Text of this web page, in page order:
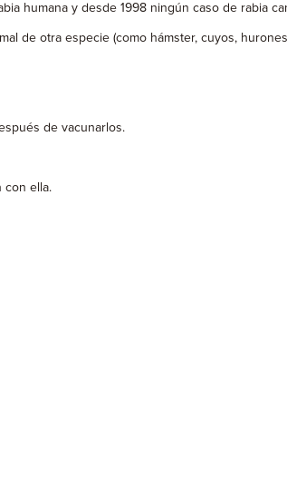
humana y desde 1998 ningún caso de rabia
de otra especie (como hámster, cuyos,
de vacunarlos.
con ella.